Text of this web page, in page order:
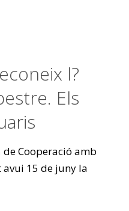
l?
Els
de Cooperació amb
avui 15 de juny la